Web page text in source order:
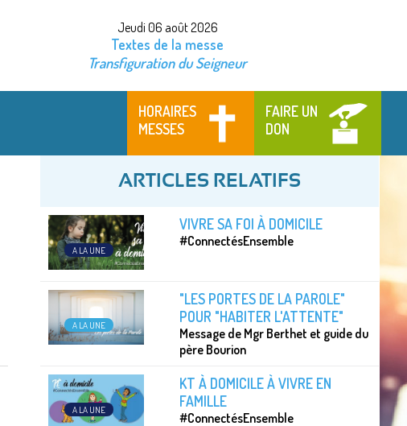
Jeudi 06 août 2026
Textes de la messe
Transfiguration du Seigneur
HORAIRES
MESSES
FAIRE UN
DON
ARTICLES RELATIFS
A LA UNE
VIVRE SA FOI À DOMICILE
#ConnectésEnsemble
A LA UNE
"LES PORTES DE LA PAROLE"
POUR "HABITER L'ATTENTE"
Message de Mgr Berthet et guide du
père Bourion
A LA UNE
KT À DOMICILE À VIVRE EN
FAMILLE
#ConnectésEnsemble